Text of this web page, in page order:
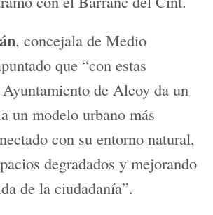
y el pas de
contratado por la
y Diseños Técnicos
31€. En este caso, se
B2 y B3 de la
Barranc del Cint se
y la balsa,